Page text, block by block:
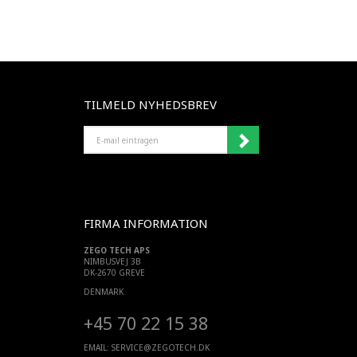
TILMELD NYHEDSBREV
MAIL
EINTRAGEN
FIRMA INFORMATION
ZEGO TECH APS
NIMBUSVEJ 3B
DK-2670 GREVE
DENMARK
+45 70 22 15 38
EMAIL: SERVICE@ZEGOTECH.DK